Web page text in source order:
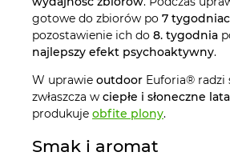
gotowe do zbiorów po 7
pozostawienie ich do 8. tygodnia
najlepszy efekt psychoaktywny.
W uprawie outdoor Euforia® radzi
zwłaszcza w ciepłe i słoneczne lata
produkuje obfite plony.
Smak i aromat